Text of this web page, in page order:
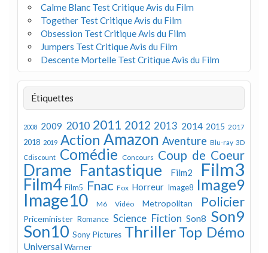
Calme Blanc Test Critique Avis du Film
Together Test Critique Avis du Film
Obsession Test Critique Avis du Film
Jumpers Test Critique Avis du Film
Descente Mortelle Test Critique Avis du Film
Étiquettes
2008 2009 2010 2011 2012 2013 2014 2015 2017
2018 2019 Action Amazon Aventure Blu-ray 3D
Cdiscount Comédie Concours Coup de Coeur
Drame Fantastique Film2 Film3
Film4 Film5 Fnac Fox Horreur Image8 Image9
Image10 M6 Vidéo Metropolitan Policier
Priceminister Romance Science Fiction Son8 Son9
Son10 Sony Pictures Thriller Top Démo
UniversalWarner